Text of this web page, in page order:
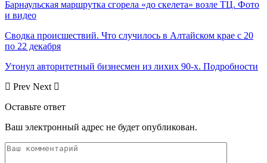
Барнаульская маршрутка сгорела «до скелета» возле ТЦ. Фото
и видео
Сводка происшествий. Что случилось в Алтайском крае с 20
по 22 декабря
Утонул авторитетный бизнесмен из лихих 90-х. Подробности
Prev Next
Оставьте ответ
Ваш электронный адрес не будет опубликован.